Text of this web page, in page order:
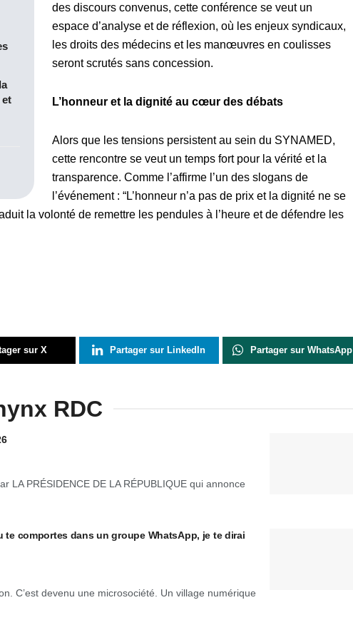
et
des discours convenus, cette conférence se veut un
espace d’analyse et de réflexion, où les enjeux syndicaux,
les droits des médecins et les manœuvres en coulisses
seront scrutés sans concession.
L’honneur et la dignité au cœur des débats
Alors que les tensions persistent au sein du SYNAMED,
cette rencontre se veut un temps fort pour la vérité et la
transparence. Comme l’affirme l’un des slogans de
l’événement : “L’honneur n’a pas de prix et la dignité ne se
la volonté de remettre les pendules à l’heure et de défendre les
sur X Partager sur LinkedIn Partager sur WhatsApp
RDC
LA PRÉSIDENCE DE LA RÉPUBLIQUE qui annonce
te comportes dans un groupe WhatsApp, je te dirai
C’est devenu une microsociété. Un village numérique